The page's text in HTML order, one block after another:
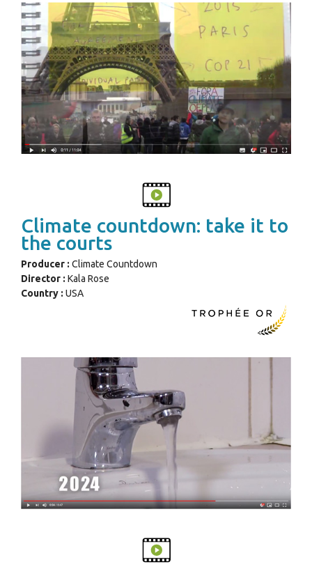
Climate countdown: take it to
the courts
Producer : Climate Countdown
Director : Kala Rose
Country : USA